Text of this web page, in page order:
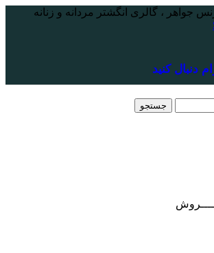
جواهر ، گالری انگشتر مردانه و زنانه
دنبال کنید
جستجو